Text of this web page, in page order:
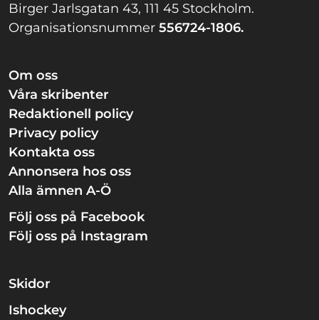
Birger Jarlsgatan 43, 111 45 Stockholm.
Organisationsnummer 556724-1806.
Om oss
Våra skribenter
Redaktionell policy
Privacy policy
Kontakta oss
Annonsera hos oss
Alla ämnen A-Ö
Följ oss på Facebook
Följ oss på Instagram
Skidor
Ishockey